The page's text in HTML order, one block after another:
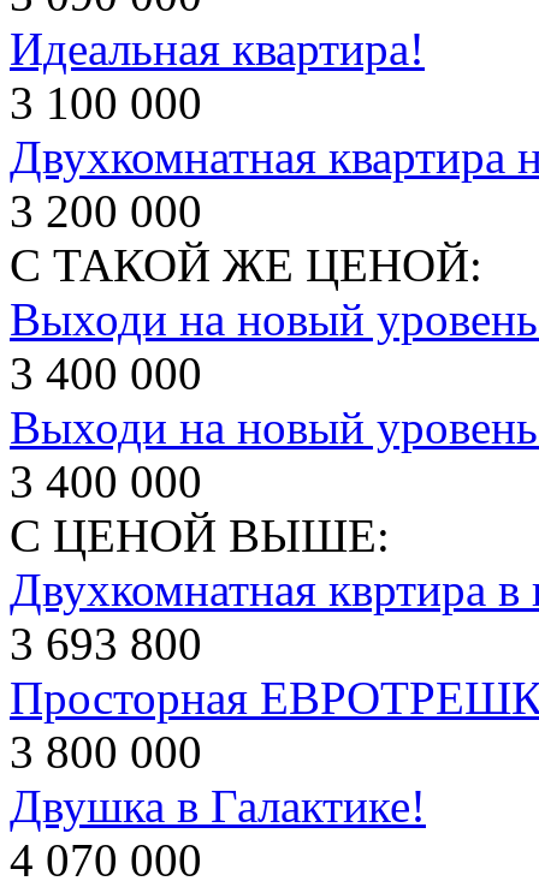
Идеальная квартира!
3 100 000
Двухкомнатная квартира
3 200 000
С ТАКОЙ ЖЕ ЦЕНОЙ:
Выходи на новый
3 400 000
Выходи на новый
3 400 000
С ЦЕНОЙ ВЫШЕ:
Двухкомнатная квртира
3 693 800
Просторная
3 800 000
Двушка в Галактике!
4 070 000